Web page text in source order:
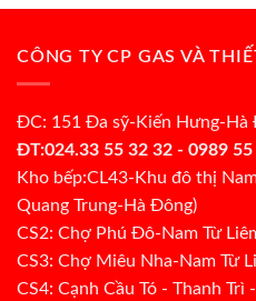
CÔNG TY CP GAS VÀ
ĐC: 151 Đa sỹ-Kiến Hưng-Hà
ĐT:024.33 55 32 32 - 0989 55
Kho bếp:CL43-Khu đô thị
Quang Trung-Hà Đông)
CS2: Chợ Phú Đô-Nam Từ
CS3: Chợ Miêu Nha-Nam Từ
CS4: Cạnh Cầu Tó - Thanh Trì